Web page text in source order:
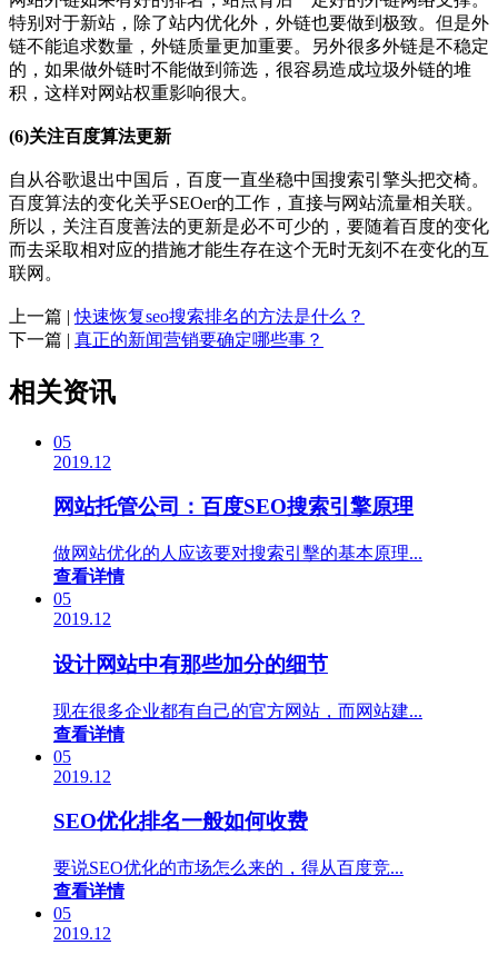
特别对于新站，除了站内优化外，外链也要做到极致。但是外
链不能追求数量，外链质量更加重要。另外很多外链是不稳定
的，如果做外链时不能做到筛选，很容易造成垃圾外链的堆
积，这样对网站权重影响很大。
(6)关注百度算法更新
自从谷歌退出中国后，百度一直坐稳中国搜索引擎头把交椅。
百度算法的变化关乎SEOer的工作，直接与网站流量相关联。
所以，关注百度善法的更新是必不可少的，要随着百度的变化
而去采取相对应的措施才能生存在这个无时无刻不在变化的互
联网。
上一篇 |快速恢复seo搜索排名的方法是什么？
下一篇 | 真正的新闻营销要确定哪些事？
相关资讯
05
2019.12
网站托管公司：百度SEO搜索引擎原理
做网站优化的人应该要对搜索引擊的基本原理...
查看详情
05
2019.12
设计网站中有那些加分的细节
现在很多企业都有自己的官方网站，而网站建...
查看详情
05
2019.12
SEO优化排名一般如何收费
要说SEO优化的市场怎么来的，得从百度竞...
查看详情
05
2019.12